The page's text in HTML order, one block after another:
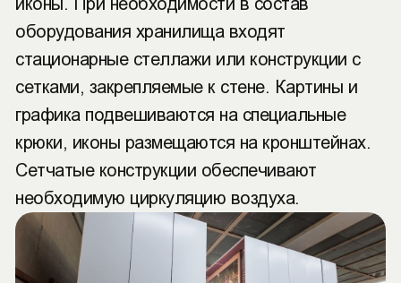
оборудования хранилища входят
стационарные стеллажи или конструкции с
сетками, закрепляемые к стене. Картины и
графика подвешиваются на специальные
крюки, иконы размещаются на кронштейнах.
Сетчатые конструкции обеспечивают
необходимую циркуляцию воздуха.